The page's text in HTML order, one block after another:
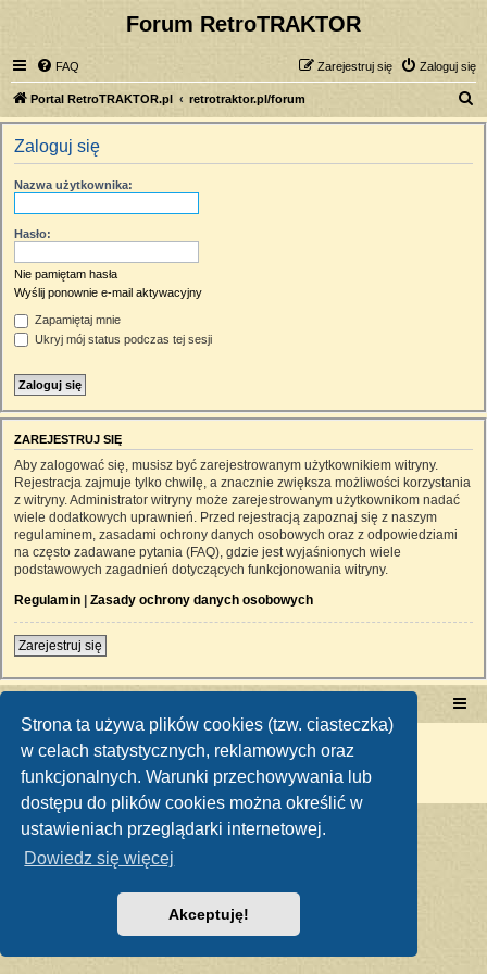
Strona ta używa plików cookies (tzw. ciasteczka)
w celach statystycznych, reklamowych oraz
funkcjonalnych. Warunki przechowywania lub
dostępu do plików cookies można określić w
ustawieniach przeglądarki internetowej.
Dowiedz się więcej
Akceptuję!
Forum RetroTRAKTOR
FAQ Zaloguj się
Zarejestruj się
Portal RetroTRAKTOR.pl retrotraktor.pl/forum
z
Zaloguj się
Nazwa użytkownika:
Hasło:
Nie pamiętam hasła
Wyślij ponownie e-mail aktywacyjny
Zapamiętaj mnie
Ukryj mój status podczas tej sesji
ZAREJESTRUJ SIĘ
Aby zalogować się, musisz być zarejestrowanym użytkownikiem witryny.
Rejestracja zajmuje tylko chwilę, a znacznie zwiększa możliwości korzystania
z witryny. Administrator witryny może zarejestrowanym użytkownikom nadać
wiele dodatkowych uprawnień. Przed rejestracją zapoznaj się z naszym
regulaminem, zasadami ochrony danych osobowych oraz z odpowiedziami
na często zadawane pytania (FAQ), gdzie jest wyjaśnionych wiele
podstawowych zagadnień dotyczących funkcjonowania witryny.
Regulamin | Zasady ochrony danych osobowych
Zarejestruj się
Technologię dostarcza phpBB ® Forum Software © phpBB Limited
Polski pakiet językowy dostarcza
Zasady ochrony danych osobowych|Regulamin